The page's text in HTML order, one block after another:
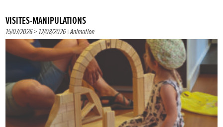
VISITES-MANIPULATIONS
15/07/2026 > 12/08/2026 |Animation